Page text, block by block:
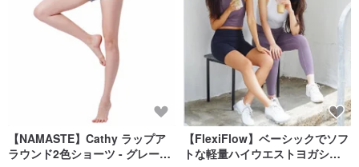
【NAMASTE】Cathy ラップア
ラウンド2色ショーツ - グレー×
【FlexiFlow】ベーシックでソフ
トな軽量ハイウエストヨガショ